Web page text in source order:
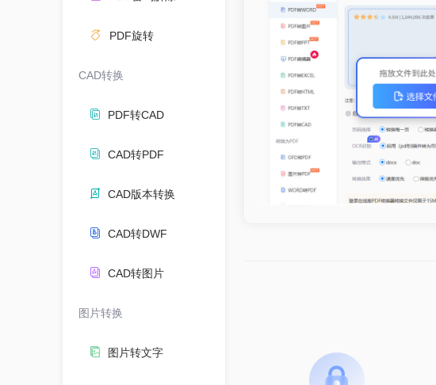
PDF旋转
CAD转换
PDF转CAD
CAD转PDF
CAD版本转换
CAD转DWF
CAD转图片
图片转换
图片转文字